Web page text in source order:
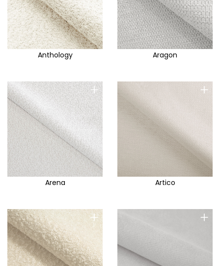
Anthology Aragon
+
Arena
+
Artico
+ +